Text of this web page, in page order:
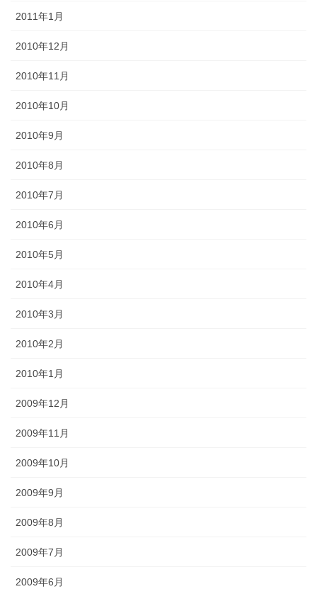
2011年1月
2010年12月
2010年11月
2010年10月
2010年9月
2010年8月
2010年7月
2010年6月
2010年5月
2010年4月
2010年3月
2010年2月
2010年1月
2009年12月
2009年11月
2009年10月
2009年9月
2009年8月
2009年7月
2009年6月